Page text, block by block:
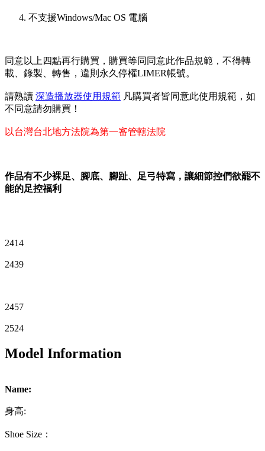
不支援Windows/Mac OS 電腦
同意以上四點再行購買，購買等同同意此作品規範，不得轉
載、錄製、轉售，違則永久停權LIMER帳號。
請熟讀 深造播放器使用規範 凡購買者皆同意此使用規範，如
不同意請勿購買！
以台灣台北地方法院為第一審管轄法院
作品有不少裸足、腳底、腳趾、足弓特寫，讓細節控們欲罷不
能的足控福利
2414
2439
2457
2524
Model Information
Name:
身高:
Shoe Size：